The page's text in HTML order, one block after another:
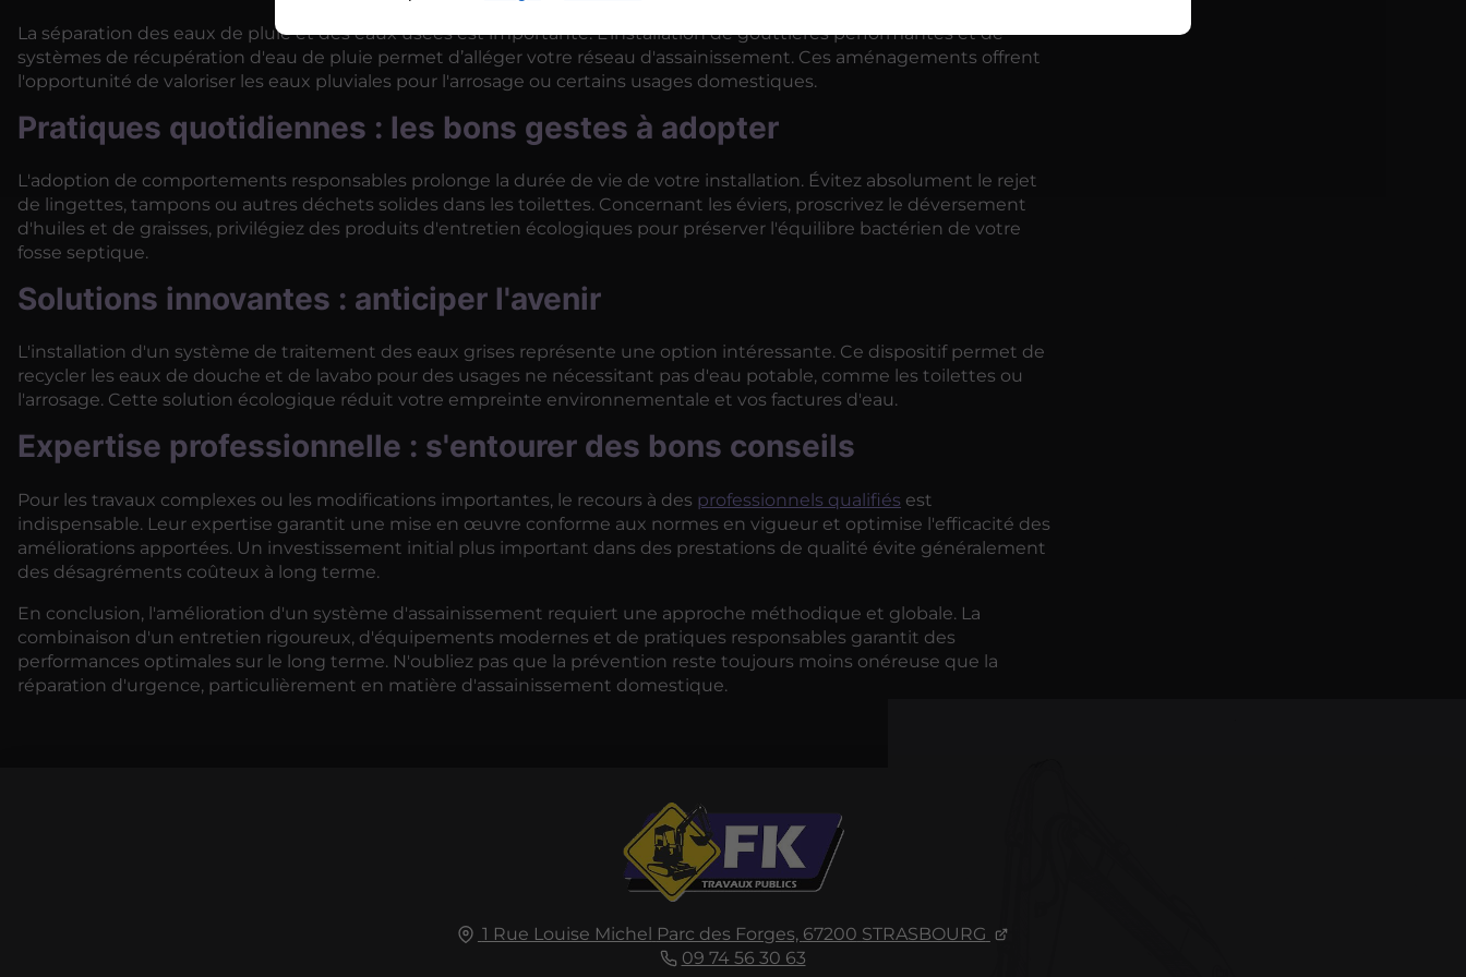
La séparation des eaux de pluie et des eaux usées est importante. L'installation de gouttières performantes et de
systèmes de récupération d'eau de pluie permet d’alléger votre réseau d'assainissement. Ces aménagements offrent
l'opportunité de valoriser les eaux pluviales pour l'arrosage ou certains usages domestiques.
Pratiques quotidiennes : les bons gestes à adopter
L'adoption de comportements responsables prolonge la durée de vie de votre installation. Évitez absolument le rejet
de lingettes, tampons ou autres déchets solides dans les toilettes. Concernant les éviers, proscrivez le déversement
d'huiles et de graisses, privilégiez des produits d'entretien écologiques pour préserver l'équilibre bactérien de votre
fosse septique.
Solutions innovantes : anticiper l'avenir
L'installation d'un système de traitement des eaux grises représente une option intéressante. Ce dispositif permet de
recycler les eaux de douche et de lavabo pour des usages ne nécessitant pas d'eau potable, comme les toilettes ou
l'arrosage. Cette solution écologique réduit votre empreinte environnementale et vos factures d'eau.
Expertise professionnelle : s'entourer des bons conseils
Pour les travaux complexes ou les modifications importantes, le recours à des professionnels qualifiés est
indispensable. Leur expertise garantit une mise en œuvre conforme aux normes en vigueur et optimise l'efficacité des
améliorations apportées. Un investissement initial plus important dans des prestations de qualité évite généralement
des désagréments coûteux à long terme.
En conclusion, l'amélioration d'un système d'assainissement requiert une approche méthodique et globale. La
combinaison d'un entretien rigoureux, d'équipements modernes et de pratiques responsables garantit des
performances optimales sur le long terme. N'oubliez pas que la prévention reste toujours moins onéreuse que la
réparation d'urgence, particulièrement en matière d'assainissement domestique.
1 Rue Louise Michel Parc des Forges, 67200 STRASBOURG
09 74 56 30 63